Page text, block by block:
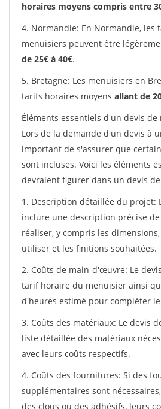
horaires moyens compris entre
4. Normandie: En Normandie, les
menuisiers peuvent être
de 25€ à 40€.
5. Bretagne: Les menuisiers en
tarifs horaires moyens allant de
Éléments essentiels d'un devis de
Lors de la demande d'un devis à
important de s'assurer que
sont incluses. Voici les éléments
devraient figurer dans un devis
1. Description détaillée du projet:
inclure une description précise
réaliser, y compris les
utiliser et les finitions souhaitées.
2. Coûts de main-d'œuvre: Le
tarif horaire du menuisier ainsi
d'heures estimé pour compléter
3. Coûts des matériaux: Le devis
liste détaillée des matériaux
avec leurs coûts respectifs.
4. Coûts des fournitures: Si des
supplémentaires sont
des clous ou des adhésifs, leurs